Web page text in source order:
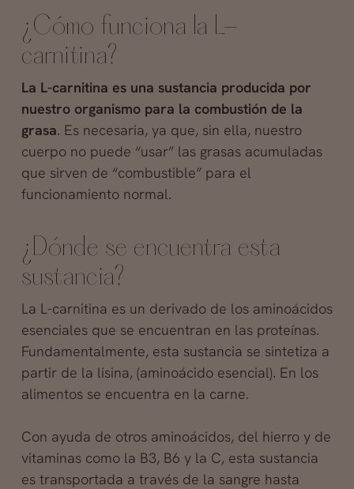
¿Cómo funciona la L-
carnitina?
La L-carnitina es una sustancia producida por
nuestro organismo para la combustión de la
grasa. Es necesaria, ya que, sin ella, nuestro
cuerpo no puede “usar” las grasas acumuladas
que sirven de “combustible” para el
funcionamiento normal.
¿Dónde se encuentra esta
sustancia?
La L-carnitina es un derivado de los aminoácidos
esenciales que se encuentran en las proteínas.
Fundamentalmente, esta sustancia se sintetiza a
partir de la lisina, (aminoácido esencial). En los
alimentos se encuentra en la carne.
Con ayuda de otros aminoácidos, del hierro y de
vitaminas como la B3, B6 y la C, esta sustancia
es transportada a través de la sangre hasta